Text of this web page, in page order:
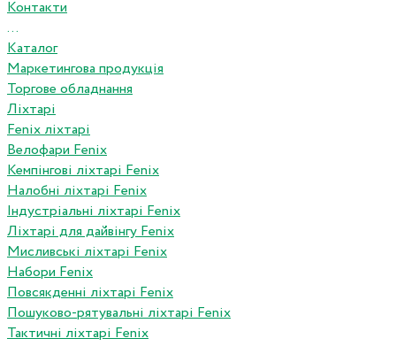
Контакти
...
Каталог
Маркетингова продукція
Торгове обладнання
Ліхтарі
Fenix ліхтарі
Велофари Fenix
Кемпінгові ліхтарі Fenix
Налобні ліхтарі Fenix
Індустріальні ліхтарі Fenix
Ліхтарі для дайвінгу Fenix
Мисливські ліхтарі Fenix
Набори Fenix
Повсякденні ліхтарі Fenix
Пошуково-рятувальні ліхтарі Fenix
Тактичні ліхтарі Fenix